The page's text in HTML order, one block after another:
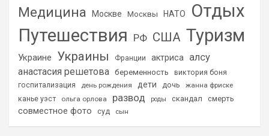
Медицина Москве Москвы НАТО
Отдых
Путешествия РФ США Туризм
Украине Украины Франции актриса алсу
анастасия решетова беременность
виктория боня
госпитализация
день рождения дети дочь
жанна фриске
канье уэст
ольга орлова развод роды скандал смерть
совместное фото суд сын